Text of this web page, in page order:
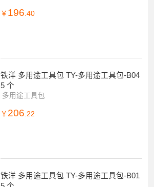
￥ 196.40
铁洋 多用途工具包 TY-多用途工具包-B04
5 个
多用途工具包
￥ 206.22
铁洋 多用途工具包 TY-多用途工具包-B01